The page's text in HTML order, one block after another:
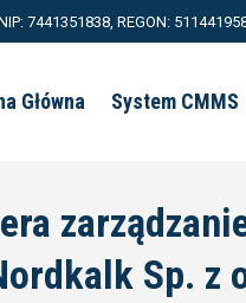
7441351838, REGON:
Główna System CMMS
Sp. z